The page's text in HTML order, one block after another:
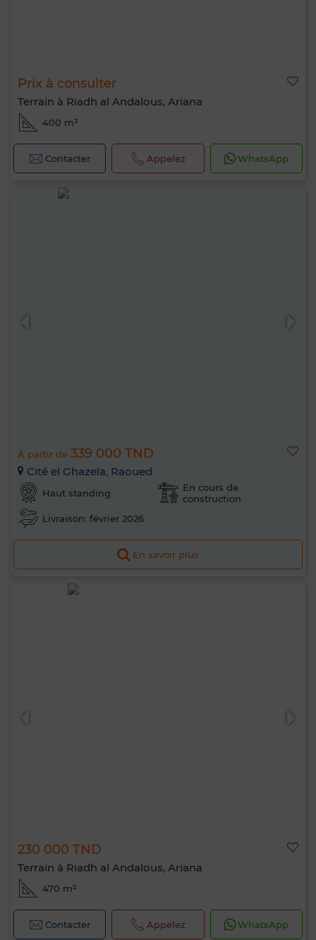
Prix à consulter
Terrain à Riadh al Andalous, Ariana
400 m²
Contacter Appelez WhatsApp
À partir de 339 000 TND
Cité el Ghazela, Raoued
Haut standing
En cours de
construction
Livraison: février 2026
En savoir plus
230 000 TND
Terrain à Riadh al Andalous, Ariana
470 m²
Contacter Appelez WhatsApp